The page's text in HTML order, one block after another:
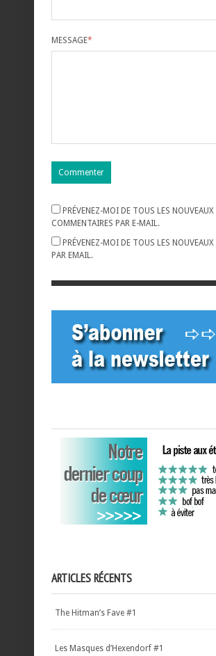
MESSAGE*
PRÉVENEZ-MOI DE TOUS LES NOUVEAUX
COMMENTAIRES PAR E-MAIL.
PRÉVENEZ-MOI DE TOUS LES NOUVEAUX
PAR EMAIL.
ARTICLES RÉCENTS
The Hitman’s Fave #1
Les Masques d’Hexendorf #1